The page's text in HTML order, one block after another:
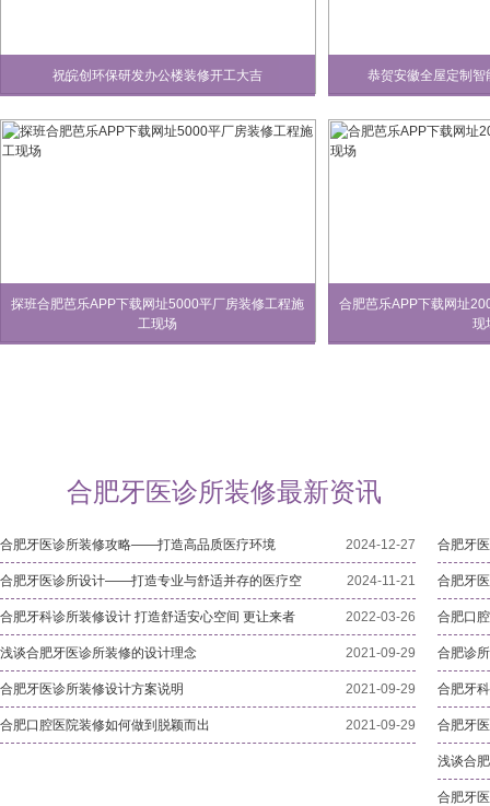
祝皖创环保研发办公楼装修开工大吉 恭贺安徽全屋定制
探班合肥芭乐APP下载网址5000平厂房装修工程施
工现场
合肥芭乐APP下载网址
现
合肥牙医诊所装修最新资讯
合肥牙医诊所装修攻略——打造高品质医疗环境 2024-12-27
合肥牙医诊所设计——打造专业与舒适并存的医疗空 2024-11-21
合肥牙科诊所装修设计 打造舒适安心空间 更让来者 2022-03-26
浅谈合肥牙医诊所装修的设计理念 2021-09-29
合肥牙医诊所装修设计方案说明 2021-09-29
合肥口腔医院装修如何做到脱颖而出 2021-09-29
合肥牙
合肥牙
合肥口腔
合肥诊所
合肥牙
合肥牙
浅谈合
合肥牙